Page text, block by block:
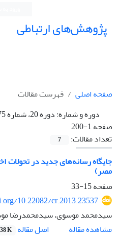
پژوهش‌های ارتباطی
صفحه اصلی
فهرست مقالات
دوره و شماره:
صفحه 1-200
تعداد مقالات:
7
جایگاه رسانه‌های جدید در تحولات
مصر)
صفحه15-33
10.22082/cr.2013.23537
سید‌محمد موسوی، سید‌محمدرضا
مشاهده مقاله
اصل مقاله K